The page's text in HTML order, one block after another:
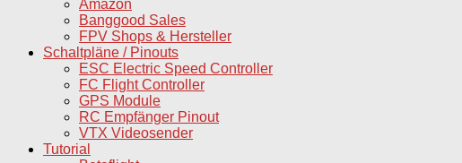
Amazon
Banggood Sales
FPV Shops & Hersteller
Schaltpläne / Pinouts
ESC Electric Speed Controller
FC Flight Controller
GPS Module
RC Empfänger Pinout
VTX Videosender
Tutorial